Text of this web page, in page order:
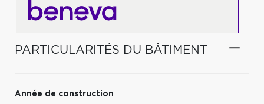
PARTICULARITÉS DU BÂTIMENT
Année de construction